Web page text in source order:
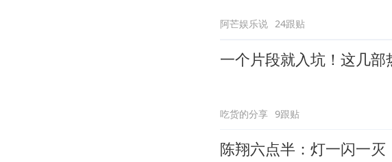
阿芒娱乐说 24跟贴
一个片段就入坑！这几
吃货的分享 9跟贴
陈翔六点半：灯一闪一灭